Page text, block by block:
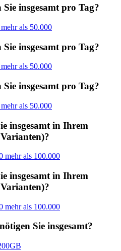
insgesamt pro Tag?
mehr als 50.000
insgesamt pro Tag?
mehr als 50.000
insgesamt pro Tag?
mehr als 50.000
insgesamt in Ihrem
mehr als 100.000
insgesamt in Ihrem
mehr als 100.000
Sie insgesamt?